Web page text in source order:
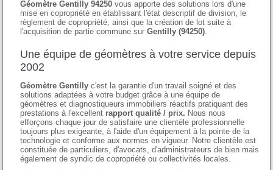
Géomètre Gentilly 94250 vous apporte des solutions lors d'une
mise en copropriété en établissant l'état descriptif de division, le
règlement de copropriété, ainsi que la création de lot suite à
l'acquisition de partie commune surGentilly (94250).
Une équipe de géomètres à votre service depuis
2002
Géomètre Gentilly c'est la garantie d'un travail soigné et des
solutions adaptées à votre budget grâce à une équipe de
géomètres et diagnostiqueurs immobiliers réactifs pratiquant des
prestations à l'excellent rapport qualité / prix. Nous nous
efforçons chaque jour de satisfaire une clientèle professionnelle
toujours plus exigeante, à l'aide d'un équipement à la pointe de la
technologie et conforme aux normes en vigueur. Notre clientèle est
constituée de particuliers, d'avocats, d'administrateurs de bien mais
également de syndic de copropriété ou collectivités locales.